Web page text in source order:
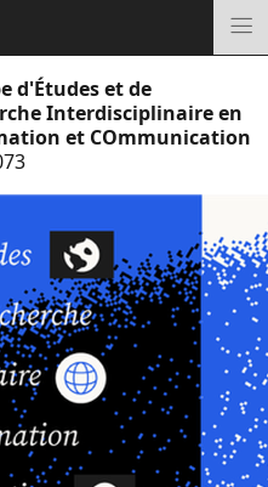
d'Études et de
Interdisciplinaire en
et COmmunication